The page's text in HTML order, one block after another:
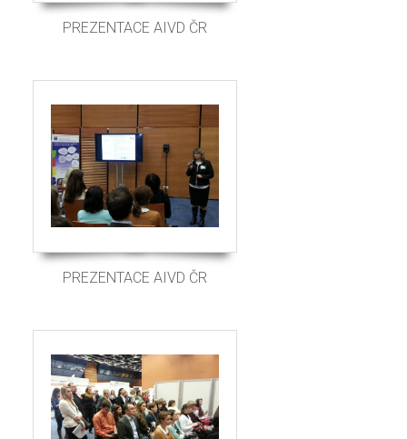
PREZENTACE AIVD ČR
PREZENTACE AIVD ČR